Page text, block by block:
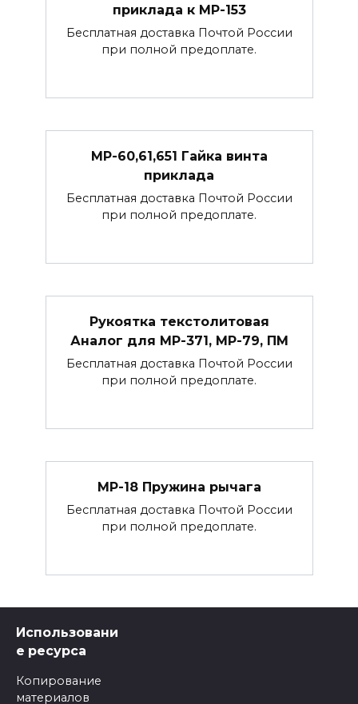
приклада к МР-153
Бесплатная доставка Почтой России
при полной предоплате.
МР-60,61,651 Гайка винта
приклада
Бесплатная доставка Почтой России
при полной предоплате.
Рукоятка текстолитовая
Аналог для МР-371, МР-79, ПМ
Бесплатная доставка Почтой России
при полной предоплате.
МР-18 Пружина рычага
Бесплатная доставка Почтой России
при полной предоплате.
Использовани
е ресурса
Копирование
материалов